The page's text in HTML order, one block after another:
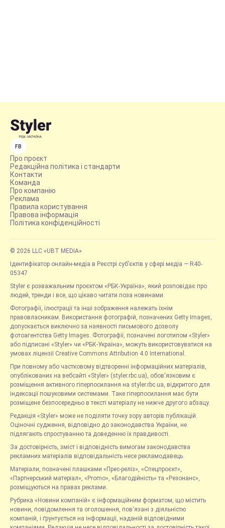
FB
Про проєкт
Редакційна політика і стандарти
Контакти
Команда
Про компанію
Реклама
Правила користування
Правова інформація
Політика конфіденційності
© 2026 LLC «UBT MEDIA»
Ідентифікатор онлайн-медіа в Реєстрі суб’єктів у сфері медіа — R40-
05347
Styler є розважальним проєктом «РБК-Україна», який розповідає про
людей, тренди і все, що цікаво читати поза новинами.
Фотографії, ілюстрації та інші зображення належать їхнім
правовласникам. Використання фотографій, позначених Getty Images,
допускається виключно за наявності письмового дозволу
фотоагентства Getty Images. Фотографії, позначені логотипом «Styler»
або підписані «Styler» чи «РБК-Україна», можуть використовуватися на
умовах ліцензії Creative Commons Attribution 4.0 International.
При повному або частковому відтворенні інформаційних матеріалів,
опублікованих на вебсайті «Styler» (styler.rbc.ua), обов'язковим є
розміщення активного гіперпосилання на styler.rbc.ua, відкритого для
індексації пошуковими системами. Таке гіперпосилання має бути
розміщене безпосередньо в тексті матеріалу не нижче другого абзацу.
Редакція «Styler» може не поділяти точку зору авторів публікацій.
Оціночні судження, відповідно до законодавства України, не
підлягають спростуванню та доведенню їх правдивості.
За достовірність, зміст і відповідність вимогам законодавства
рекламних матеріалів відповідальність несе рекламодавець.
Матеріали, позначені плашками «Прес-реліз», «Спецпроєкт»,
«Партнерський матеріал», «Promo», «Благодійність» та «Резонанс»,
розміщуються на правах реклами.
Рубрика «Новини компаній» є інформаційним форматом, що містить
новини, повідомлення та оголошення, пов'язані з діяльністю
компаній, і ґрунтується на інформації, наданій відповідними